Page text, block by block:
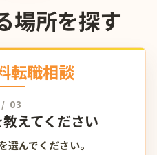
場所を探す
転職相談
/ 03
えてください
選んでください。